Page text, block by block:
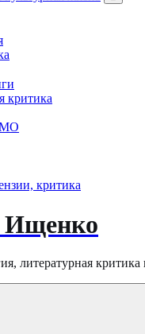
критика
критика
литературная